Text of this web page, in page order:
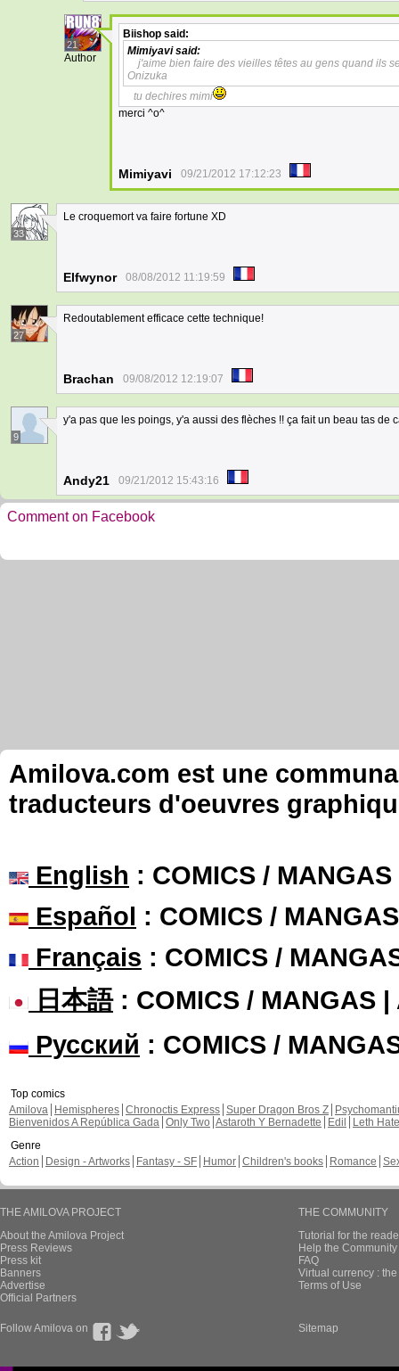
21
Author
Biishop said:
Mimiyavisaid:
j'aime bien faire des vieilles têtes au gens quand ils
Onizuka
tu dechires mimi
merci ^o^
Mimiyavi 09/21/2012 17:12:23
33
Le croquemort va faire fortune XD
Elfwynor 08/08/2012 11:19:59
27
Redoutablement efficace cette technique!
Brachan 09/08/2012 12:19:07
9
y'a pas que les poings, y'a aussi des flèches !! ça fait un beau tas de
Andy21 09/21/2012 15:43:16
Comment on Facebook
Amilova.com est une
traducteurs d'oeuvres
English : COMICS /
Español : COMICS /
Français : COMICS /
日本語: COMICS / MANGAS |
Русский : COMICS /
Top comics
Amilova
Hemispheres Chronoctis Express Super Dragon Bros Z
Bienvenidos A República Gada Only Two Astaroth Y Bernadette Edil
Leth Hate
Genre
Action
Design - Artworks Fantasy - SF Humor Children's books Romance
THE AMILOVA PROJECT
About the Amilova Project
Press Reviews
Press kit
Banners
Advertise
Official Partners
THE COMMUNITY
Tutorial for the
Help the
FAQ
Virtual currency :
Terms of Use
Follow Amilova on Sitemap